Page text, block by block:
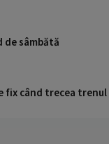
de sâmbătă
fix când trecea trenul